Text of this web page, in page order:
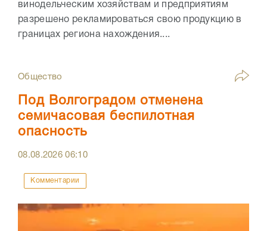
винодельческим хозяйствам и предприятиям
разрешено рекламироваться свою продукцию в
границах региона нахождения....
Общество
Под Волгоградом отменена
семичасовая беспилотная
опасность
08.08.202606:10
Комментарии